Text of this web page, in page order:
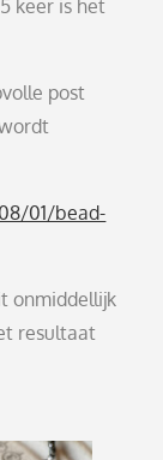
keer is het
post
01/bead-
onmiddellijk
resultaat